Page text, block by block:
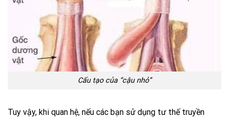
Cấu tạo của “cậu nhỏ”
Tuy vậy, khi quan hệ, nếu các bạn sử dụng tư thế truyền